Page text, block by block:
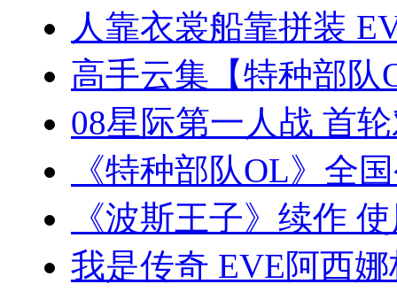
人靠衣裳船靠拼装
高手云集【特种部队
08星际第一人战 首
《特种部队OL》全
《波斯王子》续作
我是传奇 EVE阿西